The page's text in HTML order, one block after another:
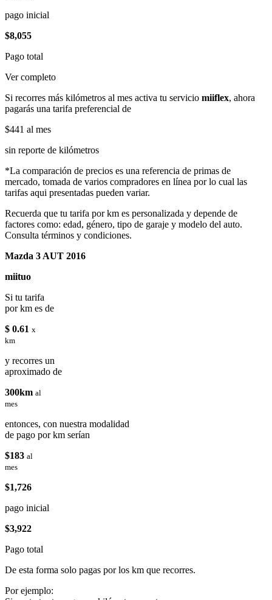
pago inicial
$8,055
Pago total
Ver completo
Si recorres más kilómetros al mes activa tu servicio miiflex, ahora
pagarás una tarifa preferencial de
$441 al mes
sin reporte de kilómetros
*La comparación de precios es una referencia de primas de
mercado, tomada de varios compradores en línea por lo cual las
tarifas aqui presentadas pueden variar.
Recuerda que tu tarifa por km es personalizada y depende de
factores como: edad, género, tipo de garaje y modelo del auto.
Consulta términos y condiciones.
Mazda 3 AUT 2016
miituo
Si tu tarifa
por km es de
$ 0.61 x
km
y recorres un
aproximado de
300km al
mes
entonces, con nuestra modalidad
de pago por km serían
$183 al
mes
$1,726
pago inicial
$3,922
Pago total
De esta forma solo pagas por los km que recorres.
Por ejemplo: